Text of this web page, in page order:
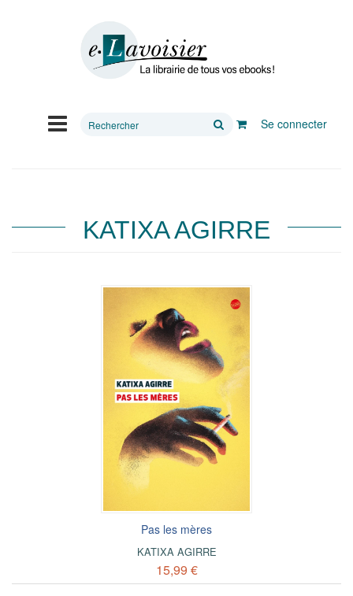
Rechercher
Se connecter
KATIXA AGIRRE
Pas les mères
KATIXA AGIRRE
15,99 €